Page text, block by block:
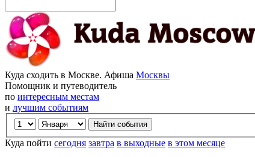
Куда сходить в Москве. Афиша Москвы
Помощник и путеводитель
по интересным местам
и лучшим событиям
Куда пойти сегодня завтра в выходные в этом месяце